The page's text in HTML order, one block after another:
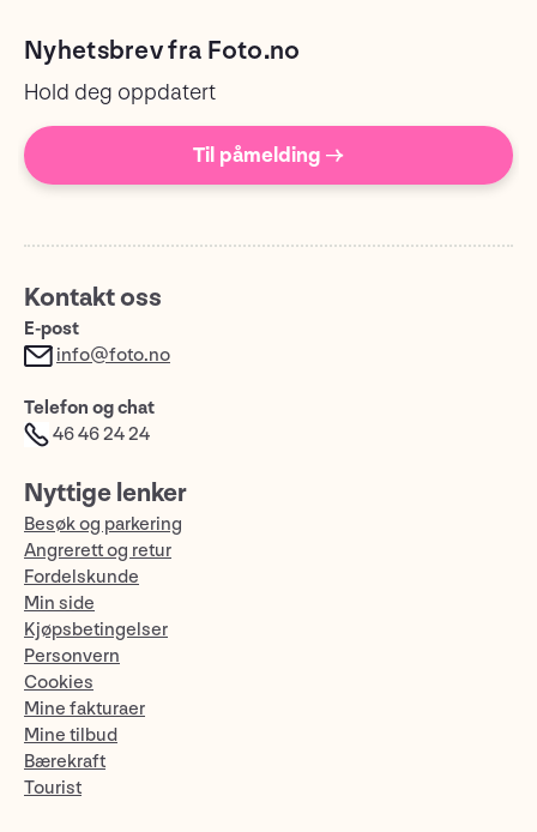
Nyhetsbrev fra Foto.no
Hold deg oppdatert
Til påmelding →
Kontakt oss
E-post
info@foto.no
Telefon og chat
46 46 24 24
Nyttige lenker
Besøk og parkering
Angrerett og retur
Fordelskunde
Min side
Kjøpsbetingelser
Personvern
Cookies
Mine fakturaer
Mine tilbud
Bærekraft
Tourist